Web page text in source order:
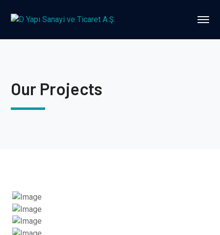
Our Projects